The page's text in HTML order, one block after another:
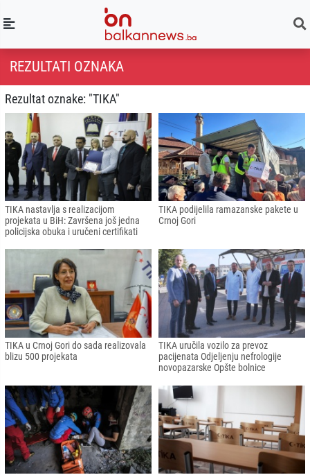
REZULTATI OZNAKA
Rezultat oznake: "TIKA"
TIKA nastavlja s realizacijom
projekata u BiH: Završena još jedna
policijska obuka i uručeni certifikati
TIKA podijelila ramazanske pakete u
Crnoj Gori
TIKA u Crnoj Gori do sada realizovala
blizu 500 projekata
TIKA uručila vozilo za prevoz
pacijenata Odjeljenju nefrologije
novopazarske Opšte bolnice